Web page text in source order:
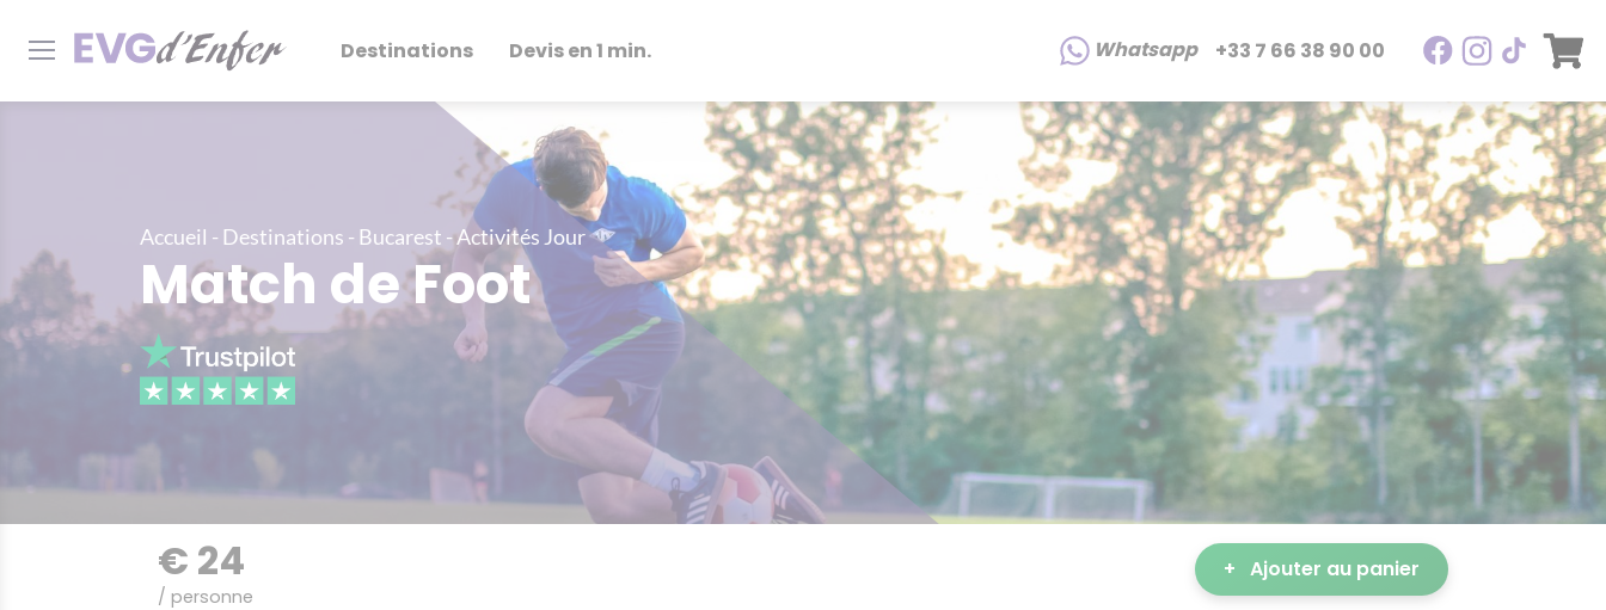
Destinations Devis en 1 min. Whatsapp +33 7 66 38 90 00
Accueil - Destinations - Bucarest -Activités Jour
Match de Foot
€ 24
/ personne
+ Ajouter au panier